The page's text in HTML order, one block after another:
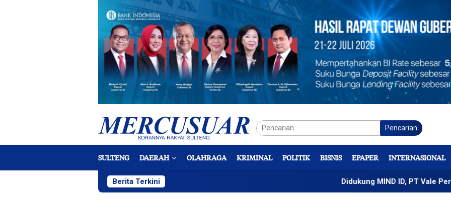
Pencarian
SULTENG DAERAH OLAHRAGA KRIMINAL POLITIK BISNIS EPAPER INTERNASIONAL
Berita Terkini Didukung MIND ID, PT Vale Percepat